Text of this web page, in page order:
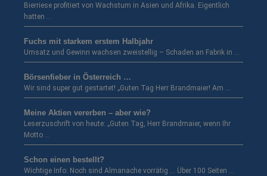
Bierriese profitiert von Wachstum in Asien und Afrika. Eigentlich
hatten …
Fuchs mit starkem erstem Halbjahr
Umsatz und Gewinn wachsen zweistellig – Schaden an Fabrik in …
Börsenfieber in Österreich …
Wir sind super gut gestartet! „Guten Tag Herr Brandmaier! Am …
Meine Aktien vererben – aber wie?
Leserzuschrift von heute: „Guten Tag, Herr Brandmaier, wenn Ihr
Motto …
Schon einen bestellt?
Wichtige Info: Noch sind Almanache vorrätig … Über 100 Seiten …